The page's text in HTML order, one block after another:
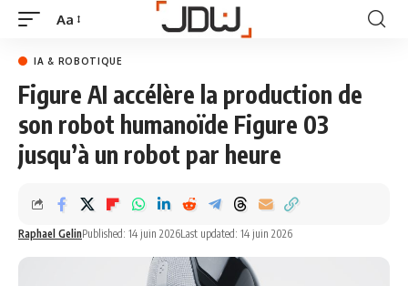
Aa
IA & ROBOTIQUE
Figure AI accélère la production de
son robot humanoïde Figure 03
jusqu’à un robot par heure
Raphael GelinPublished: 14 juin 2026Last updated: 14 juin 2026